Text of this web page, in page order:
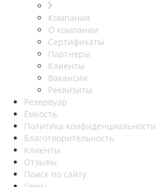
Компания
О компании
Сертификаты
Партнеры
Клиенты
Вакансии
Реквизиты
Резервуар
Ёмкость
Политика конфиденциальности
Благотворительность
Клиенты
Отзывы
Поиск по сайту